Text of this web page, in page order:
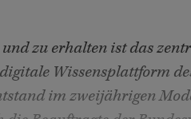
zu erhalten ist das
Wissensplattform
im zweijährigen